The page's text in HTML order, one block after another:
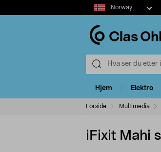
Select
market
Norway
Hjem Elektro
Forside Multimedia
iFixit Mahi